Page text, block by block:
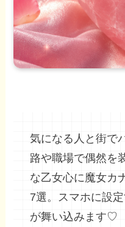
気になる人と街で
路や職場で偶然を
な乙女心に魔女カ
7選。スマホに設
が舞い込みます♡